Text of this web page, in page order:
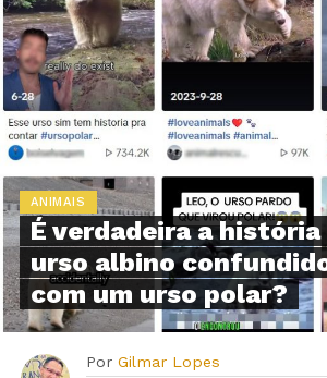
ANIMAIS
É verdadeira a história
urso albino
com um urso polar?
Por Gilmar Lopes